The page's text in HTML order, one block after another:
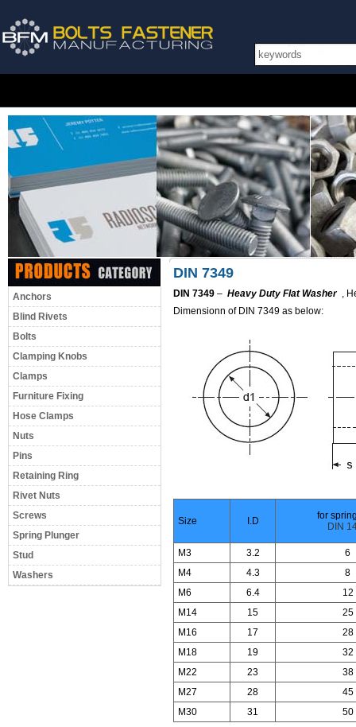
Anchors
Blind Rivets
Bolts
Clamping Knobs
Clamps
Furniture Fixing
Hose Clamps
Nuts
Pins
Retaining Ring
Rivet Nuts
Screws
Spring Plunger
Stud
Washers
DIN 7349
DIN 7349 – Heavy Duty Flat Washer,
Dimensionn of DIN 7349 as below:
Size I.D
for
DIN
M3 3.2
6
M4
4.3
8
M6
6.4
12
M14
15
25
M16
17
28
M18
19
32
M22
23
38
M27
28
45
M30
31 50